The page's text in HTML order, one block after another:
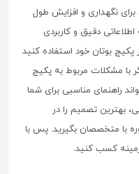
نگهداری و افزایش طول
دقیق و کاربردی
پکیج بوتان خود استفاده کنید
با مشکلات مربوط به پکیج
راهنمای مناسبی برای شما
بهترین تصمیم را در
با متخصصان بگیرید. پس با
زمینه کسب کنید.